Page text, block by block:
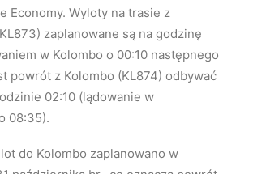
Economy. Wyloty na trasie z
zaplanowane są na godzinę
w Kolombo o 00:10 następnego
powrót z Kolombo (KL874) odbywać
02:10 (lądowanie w
08:35).
do Kolombo zaplanowano w